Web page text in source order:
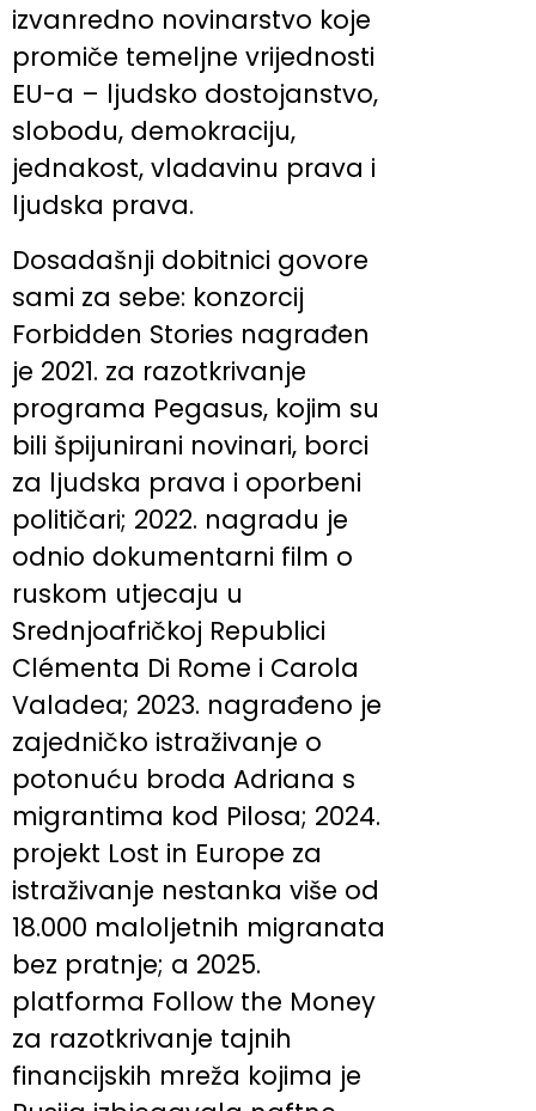
izvanredno novinarstvo koje
promiče temeljne vrijednosti
EU-a – ljudsko dostojanstvo,
slobodu, demokraciju,
jednakost, vladavinu prava i
ljudska prava.
Dosadašnji dobitnici govore
sami za sebe: konzorcij
Forbidden Stories nagrađen
je 2021. za razotkrivanje
programa Pegasus, kojim su
bili špijunirani novinari, borci
za ljudska prava i oporbeni
političari; 2022. nagradu je
odnio dokumentarni film o
ruskom utjecaju u
Srednjoafričkoj Republici
Clémenta Di Rome i Carola
Valadea; 2023. nagrađeno je
zajedničko istraživanje o
potonuću broda Adriana s
migrantima kod Pilosa; 2024.
projekt Lost in Europe za
istraživanje nestanka više od
18.000 maloljetnih migranata
bez pratnje; a 2025.
platforma Follow the Money
za razotkrivanje tajnih
financijskih mreža kojima je